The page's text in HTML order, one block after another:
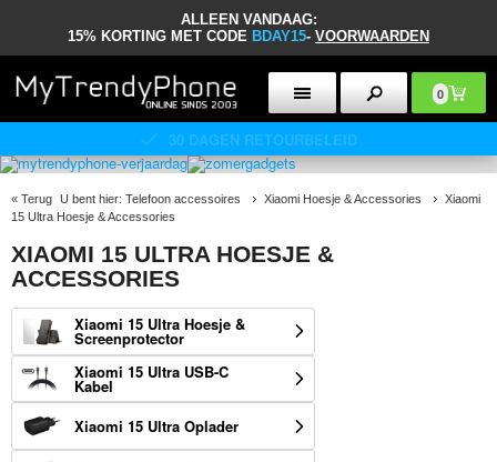
ALLEEN VANDAAG:
15% KORTING MET CODE BDAY15- VOORWAARDEN
0
30 DAGEN RETOURBELEID
« Terug U bent hier: Telefoon accessoires Xiaomi Hoesje & Accessories
Xiaomi
15 Ultra Hoesje & Accessories
XIAOMI 15 ULTRA HOESJE &
ACCESSORIES
Xiaomi 15 Ultra Hoesje &
Screenprotector
Xiaomi 15 Ultra USB-C
Kabel
Xiaomi 15 Ultra Oplader